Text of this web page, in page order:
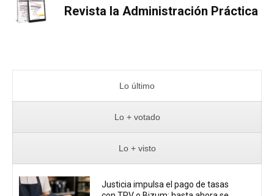
Revista la Administración Práctica
Lo último
Lo + votado
Lo + visto
Justicia impulsa el pago de tasas